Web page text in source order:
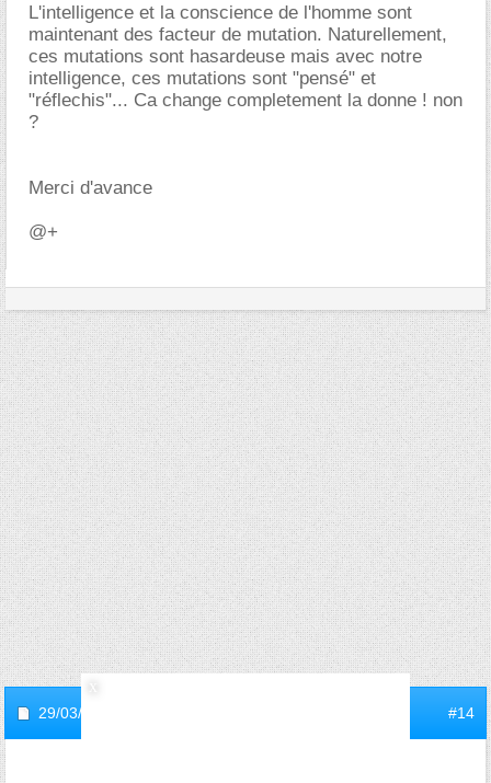
L'intelligence et la conscience de l'homme sont
maintenant des facteur de mutation. Naturellement,
ces mutations sont hasardeuse mais avec notre
intelligence, ces mutations sont "pensé" et
"réflechis"... Ca change completement la donne ! non
?
Merci d'avance
@+
29/03/2005, #14